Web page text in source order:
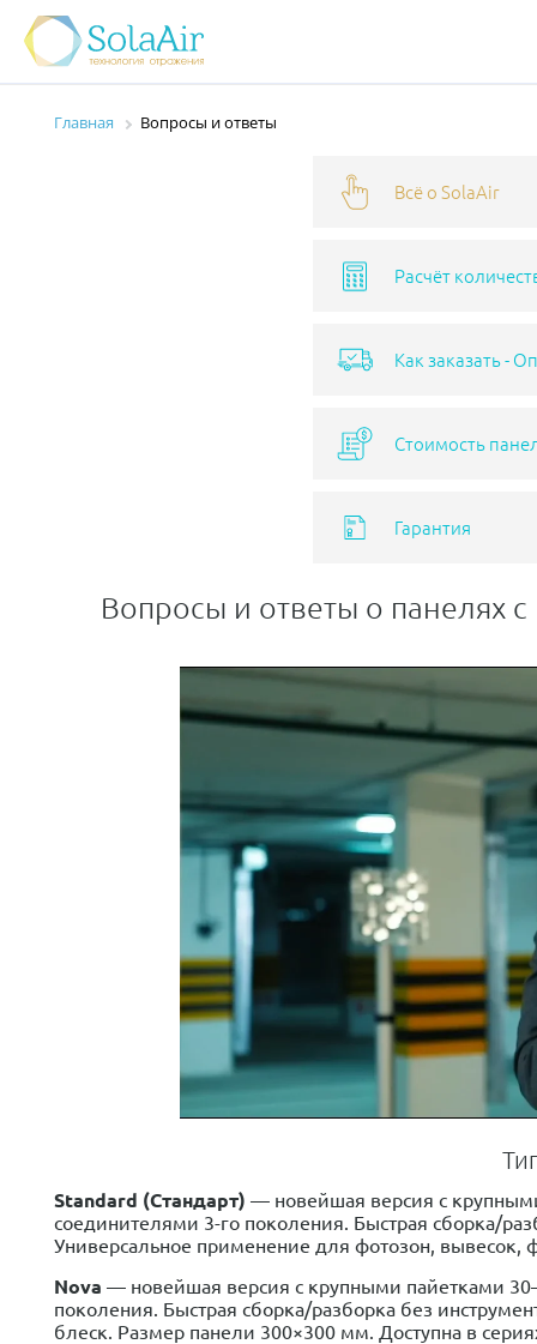
Главная Вопросы и ответы
Всё о SolaAir
Расчёт
Как заказать -
Стоимость
Гарантия
Вопросы и ответы о панелях с
Standard (Стандарт) — новейшая версия с
соединителями 3-го поколения. Быстрая сборка/
Универсальное применение для фотозон, вывесок,
Nova — новейшая версия с крупными пайетками
поколения. Быстрая сборка/разборка без
блеск. Размер панели 300×300 мм. Доступна в